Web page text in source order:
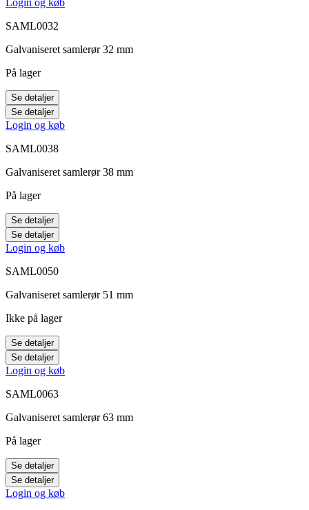
Login og køb
SAML0032
Galvaniseret samlerør 32 mm
På lager
Se detaljer
Se detaljer
Login og køb
SAML0038
Galvaniseret samlerør 38 mm
På lager
Se detaljer
Se detaljer
Login og køb
SAML0050
Galvaniseret samlerør 51 mm
Ikke på lager
Se detaljer
Se detaljer
Login og køb
SAML0063
Galvaniseret samlerør 63 mm
På lager
Se detaljer
Se detaljer
Login og køb